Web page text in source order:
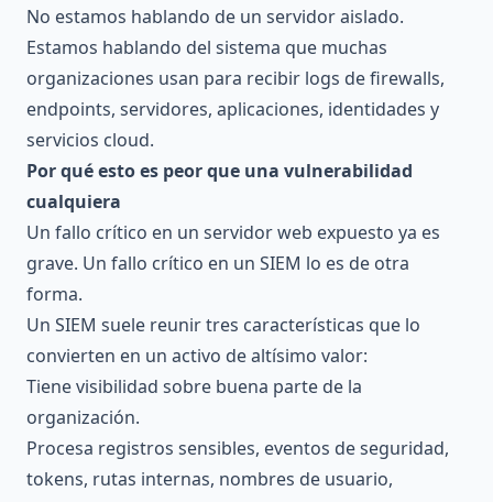
No estamos hablando de un servidor aislado.
Estamos hablando del sistema que muchas
organizaciones usan para recibir logs de firewalls,
endpoints, servidores, aplicaciones, identidades y
servicios cloud.
Por qué esto es peor que una vulnerabilidad
cualquiera
Un fallo crítico en un servidor web expuesto ya es
grave. Un fallo crítico en un SIEM lo es de otra
forma.
Un SIEM suele reunir tres características que lo
convierten en un activo de altísimo valor:
Tiene visibilidad sobre buena parte de la
organización.
Procesa registros sensibles, eventos de seguridad,
tokens, rutas internas, nombres de usuario,